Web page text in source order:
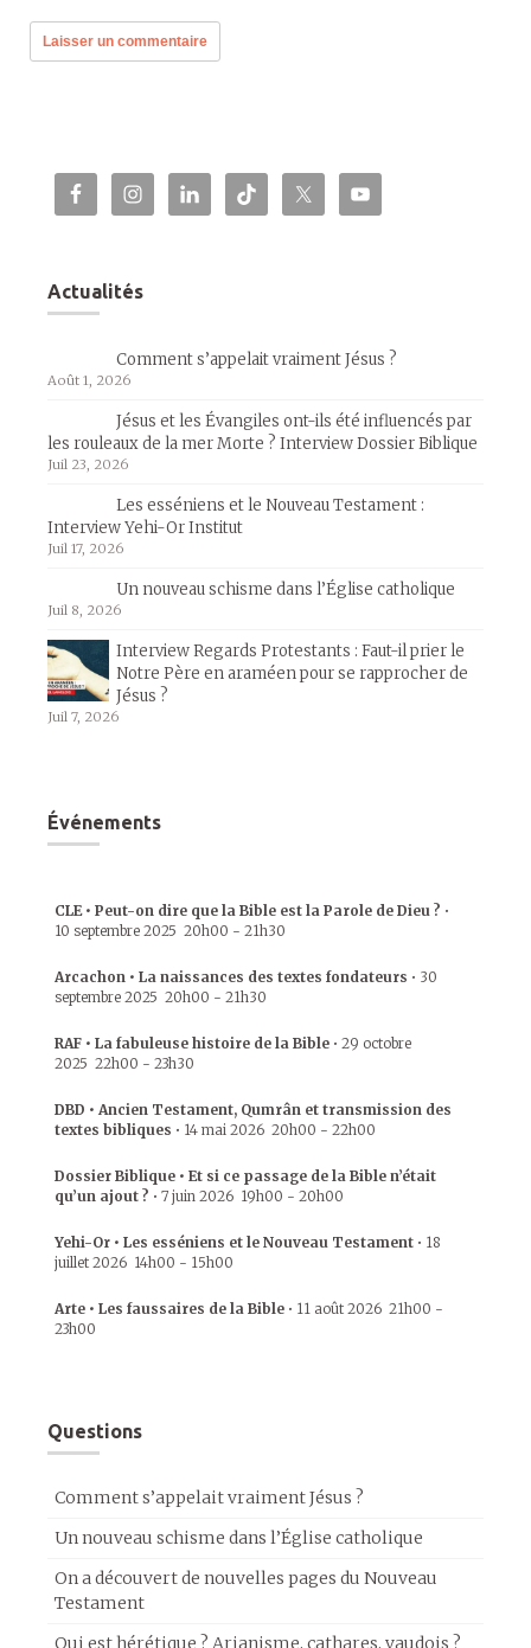
Actualités
Comment s’appelait vraiment Jésus ?
Août 1, 2026
Jésus et les Évangiles ont-ils été influencés par
les rouleaux de la mer Morte ? Interview Dossier Biblique
Juil 23, 2026
Les esséniens et le Nouveau Testament :
Interview Yehi-Or Institut
Juil 17, 2026
Un nouveau schisme dans l’Église catholique
Juil 8, 2026
Interview Regards Protestants : Faut-il prier le
Notre Père en araméen pour se rapprocher de
Jésus ?
Juil 7, 2026
Événements
CLE • Peut-on dire que la Bible est la Parole de Dieu ? •
10 septembre 2025 20h00 - 21h30
Arcachon • La naissances des textes fondateurs • 30
septembre 2025 20h00 - 21h30
RAF • La fabuleuse histoire de la Bible • 29 octobre
2025 22h00 - 23h30
DBD • Ancien Testament, Qumrân et transmission des
textes bibliques • 14 mai 2026 20h00 - 22h00
Dossier Biblique • Et si ce passage de la Bible n’était
qu’un ajout ? • 7 juin 2026 19h00 - 20h00
Yehi-Or • Les esséniens et le Nouveau Testament • 18
juillet 2026 14h00 - 15h00
Arte • Les faussaires de la Bible • 11 août 2026 21h00 -
23h00
Questions
Comment s’appelait vraiment Jésus ?
Un nouveau schisme dans l’Église catholique
On a découvert de nouvelles pages du Nouveau
Testament
Qui est hérétique ? Arianisme, cathares, vaudois ?